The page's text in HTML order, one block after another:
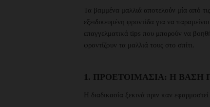
Τα βαμμένα μαλλιά αποτελούν μία από
εξειδικευμένη φροντίδα για να
επαγγελματικά tips που μπορούν να
φροντίζουν τα μαλλιά τους στο σπίτι.
1. ΠΡΟΕΤΟΙΜΑΣΊΑ: Η
Η διαδικασία ξεκινά πριν καν